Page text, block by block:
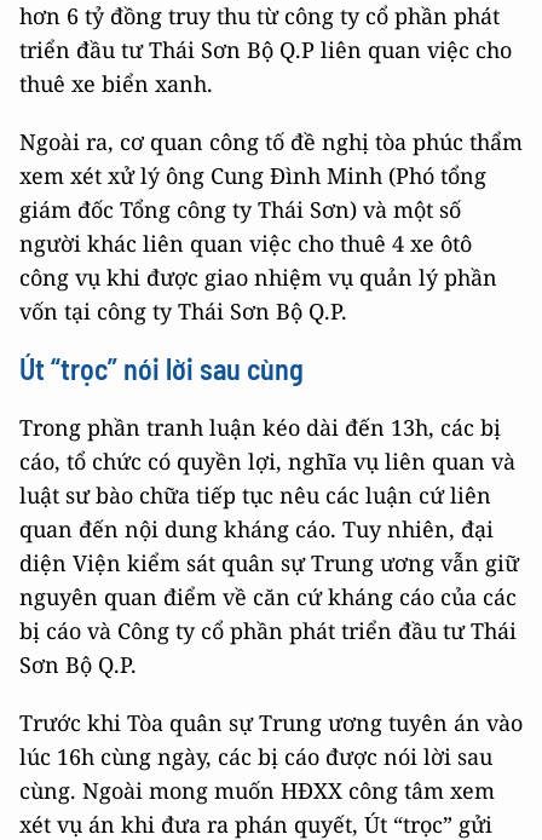
hơn 6 tỷ đồng truy thu từ công ty cổ phần phát
triển đầu tư Thái Sơn Bộ Q.P liên quan việc cho
thuê xe biển xanh.
Ngoài ra, cơ quan công tố đề nghị tòa phúc thẩm
xem xét xử lý ông Cung Đình Minh (Phó tổng
giám đốc Tổng công ty Thái Sơn) và một số
người khác liên quan việc cho thuê 4 xe ôtô
công vụ khi được giao nhiệm vụ quản lý phần
vốn tại công ty Thái Sơn Bộ Q.P.
Út “trọc” nói lời sau cùng
Trong phần tranh luận kéo dài đến 13h, các bị
cáo, tổ chức có quyền lợi, nghĩa vụ liên quan và
luật sư bào chữa tiếp tục nêu các luận cứ liên
quan đến nội dung kháng cáo. Tuy nhiên, đại
diện Viện kiểm sát quân sự Trung ương vẫn giữ
nguyên quan điểm về căn cứ kháng cáo của các
bị cáo và Công ty cổ phần phát triển đầu tư Thái
Sơn Bộ Q.P.
Trước khi Tòa quân sự Trung ương tuyên án vào
lúc 16h cùng ngày, các bị cáo được nói lời sau
cùng. Ngoài mong muốn HĐXX công tâm xem
xét vụ án khi đưa ra phán quyết, Út “trọc” gửi